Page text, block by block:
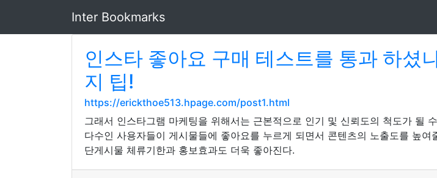
Inter Bookmarks
인스타 좋아요 구매 테스트를 통과 하셨
지 팁!
https://erickthoe513.hpage.com/post1.html
그래서 인스타그램 마케팅을 위해서는 근본적으로 인기 및 신뢰도의 척도가 될
다수인 사용자들이 게시물들에 좋아요를 누르게 되면서 콘텐츠의 노출도를 높
단게시물 체류기한과 홍보효과도 더욱 좋아진다.